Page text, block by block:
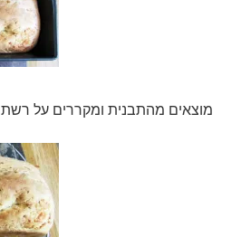
מוצאים מהתבנית ומקררים על רשת